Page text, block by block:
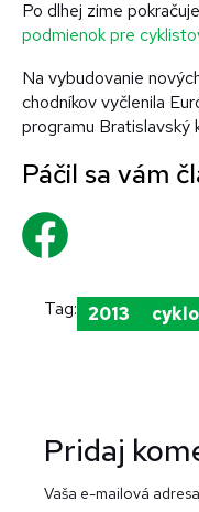
Po dlhej zime
podmienok pre
Na vybudovanie
chodníkov vyčlenila
programu Bratislavský
Tag: 2013
Pridaj
Vaša e-mailová